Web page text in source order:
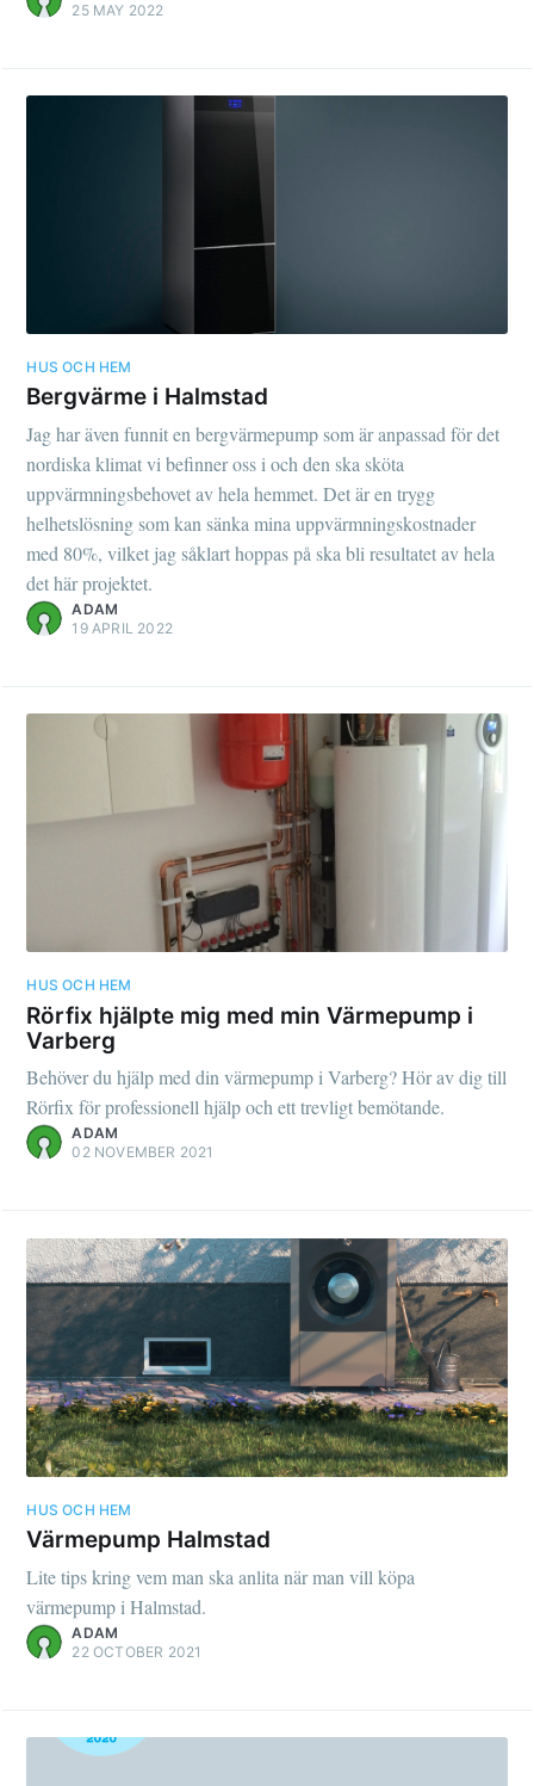
25 MAY 2022
HUS OCH HEM
Bergvärme i Halmstad
Jag har även funnit en bergvärmepump som är anpassad för det
nordiska klimat vi befinner oss i och den ska sköta
uppvärmningsbehovet av hela hemmet. Det är en trygg
helhetslösning som kan sänka mina uppvärmningskostnader
med 80%, vilket jag såklart hoppas på ska bli resultatet av hela
det här projektet.
ADAM
19 APRIL 2022
HUS OCH HEM
Rörfix hjälpte mig med min Värmepump i
Varberg
Behöver du hjälp med din värmepump i Varberg? Hör av dig till
Rörfix för professionell hjälp och ett trevligt bemötande.
ADAM
02 NOVEMBER 2021
HUS OCH HEM
Värmepump Halmstad
Lite tips kring vem man ska anlita när man vill köpa
värmepump i Halmstad.
ADAM
22 OCTOBER 2021